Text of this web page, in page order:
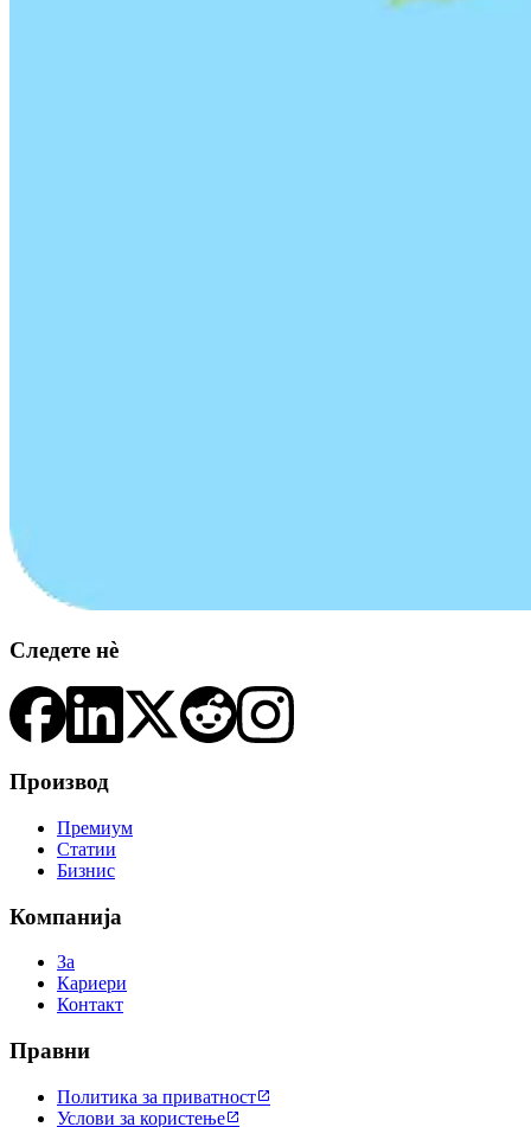
Следете нè
Производ
Премиум
Статии
Бизнис
Компанија
За
Кариери
Контакт
Правни
Политика за приватност
Услови за користење